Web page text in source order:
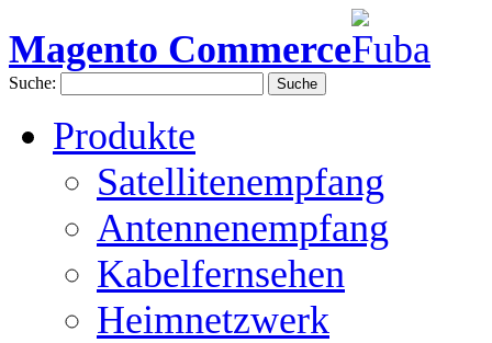
Magento Commerce
Suche: Suche
Produkte
Satellitenempfang
Antennenempfang
Kabelfernsehen
Heimnetzwerk